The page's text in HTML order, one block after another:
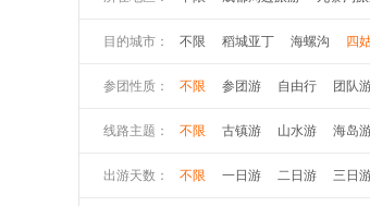
目的城市： 不限 稻城亚丁 海螺沟 四
参团性质： 不限 参团游 自由行 团队
线路主题： 不限 古镇游 山水游 海岛
出游天数： 不限 一日游 二日游 三日